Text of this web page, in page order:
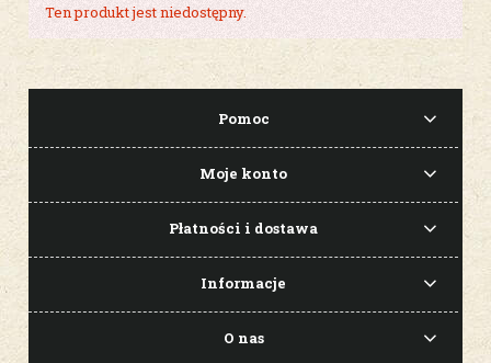
Ten produkt jest niedostępny.
Pomoc
Moje konto
Płatności i dostawa
Informacje
O nas